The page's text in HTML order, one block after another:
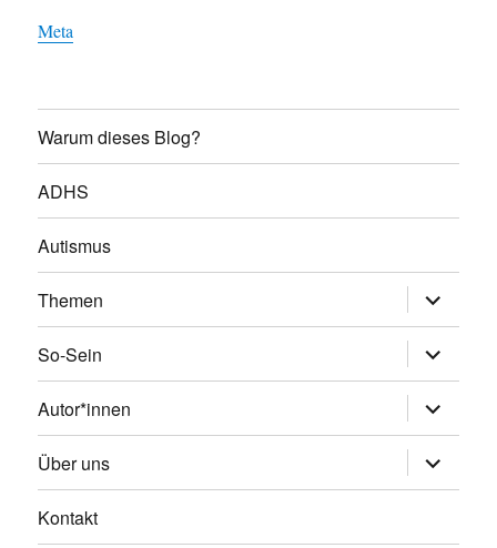
Meta
Warum dieses Blog?
ADHS
Autismus
Themen
öffnen
So-Sein
öffnen
Autor*innen
öffnen
Über uns
öffnen
Kontakt